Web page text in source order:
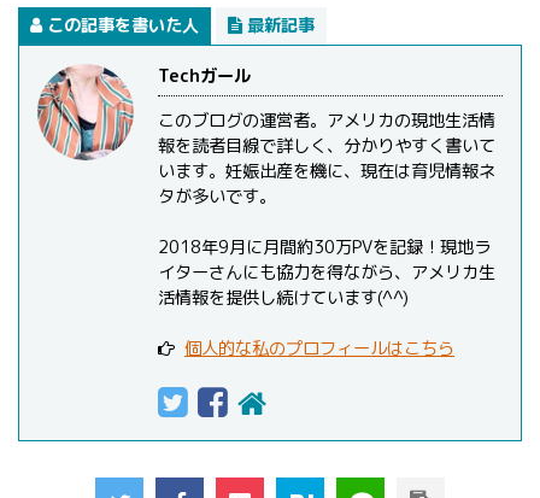
この記事を書いた人 最新記事
Techガール
このブログの運営者。アメリカの現地生活情
報を読者目線で詳しく、分かりやすく書いて
います。妊娠出産を機に、現在は育児情報ネ
タが多いです。
2018年9月に月間約30万PVを記録！現地ラ
イターさんにも協力を得ながら、アメリカ生
活情報を提供し続けています(^^)
個人的な私のプロフィールはこちら